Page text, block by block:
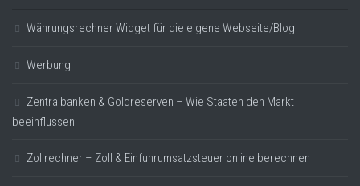
Währungsrechner Widget für die eigene Webseite/Blog
Werbung
Zentralbanken & Goldreserven – Wie Staaten den Markt
beeinflussen
Zollrechner – Zoll & Einfuhrumsatzsteuer online berechnen